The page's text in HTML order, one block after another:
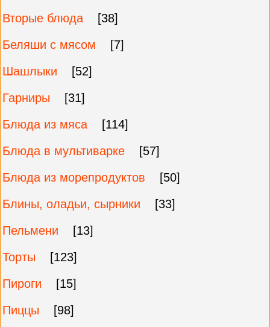
Вторые блюда
[38]
Беляши с мясом
[7]
Шашлыки
[52]
Гарниры
[31]
Блюда из мяса
[114]
Блюда в мультиварке
[57]
Блюда из морепродуктов
[50]
Блины, оладьи, сырники
[33]
Пельмени
[13]
Торты
[123]
Пироги
[15]
Пиццы
[98]